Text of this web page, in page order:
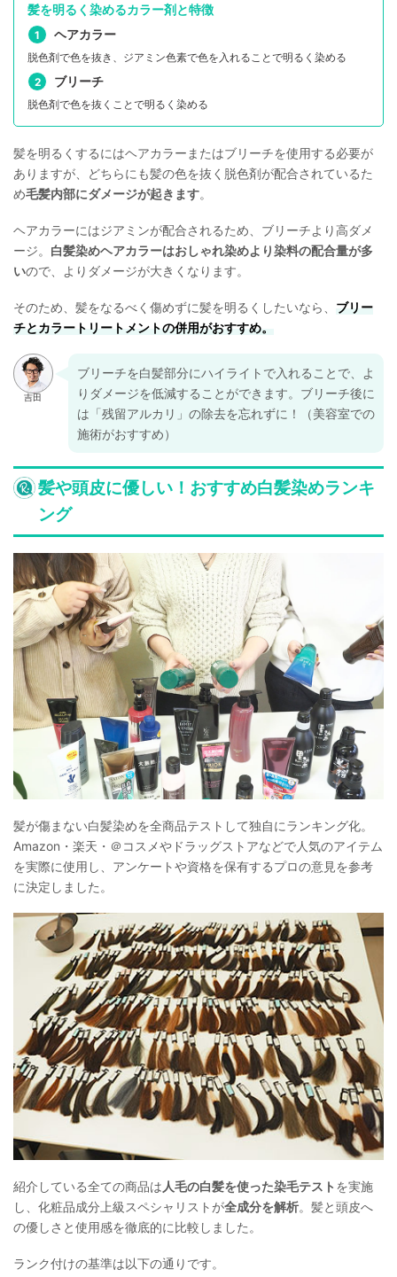
髪を明るく染めるカラー剤と特徴
ヘアカラー
脱色剤で色を抜き、ジアミン色素で色を入れることで明るく染める
ブリーチ
脱色剤で色を抜くことで明るく染める
髪を明るくするにはヘアカラーまたはブリーチを使用する必要が
ありますが、どちらにも髪の色を抜く脱色剤が配合されているた
め毛髪内部にダメージが起きます。
ヘアカラーにはジアミンが配合されるため、ブリーチより高ダメ
ージ。 白髪染めヘアカラーはおしゃれ染めより染料の配合量が多
いので、よりダメージが大きくなります。
そのため、髪をなるべく傷めずに髪を明るくしたいなら、 ブリー
チとカラートリートメントの併用がおすすめ。
ブリーチを白髪部分にハイライトで入れることで、よ
りダメージを低減することができます。ブリーチ後に
は「残留アルカリ」の除去を忘れずに！（美容室での
施術がおすすめ）
髪や頭皮に優しい！おすすめ白髪染めランキ
ング
髪が傷まない白髪染めを全商品テストして独自にランキング化。
Amazon・楽天・＠コスメやドラッグストアなどで人気のアイテム
を実際に使用し、アンケートや資格を保有するプロの意見を参考
に決定しました。
紹介している全ての商品は 人毛の白髪を使った染毛テスト を実施
し、化粧品成分上級スペシャリストが全成分を解析。髪と頭皮へ
の優しさと使用感を徹底的に比較しました。
ランク付けの基準は以下の通りです。